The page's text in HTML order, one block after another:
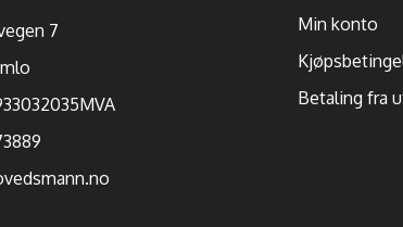
7
Min konto
Betaling fra